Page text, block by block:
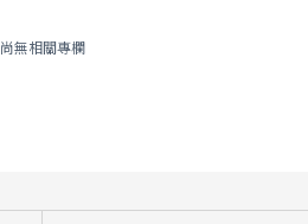
尚無相關專欄